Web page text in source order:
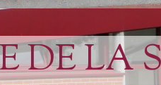
DE LA